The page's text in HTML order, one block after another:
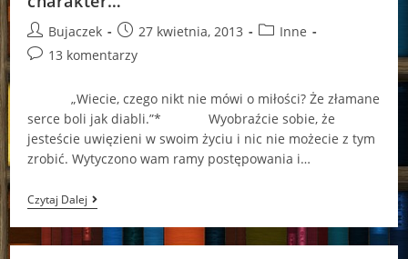
Post
author:
Bujaczek
Post
published:
27 kwietnia, 2013
PostInne
Post13 komentarzy
„Wiecie, czego nikt nie mówi o miłości? Że złamane
serce boli jak diabli.”* Wyobraźcie sobie, że
jesteście uwięzieni w swoim życiu i nic nie możecie z tym
zrobić. Wytyczono wam ramy postępowania i…
Czytaj DalejKsiąże,
Księżniczka,
Smok
I